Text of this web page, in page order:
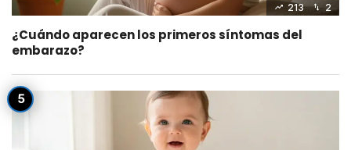
213 2
¿Cuándo aparecen los primeros síntomas del
embarazo?